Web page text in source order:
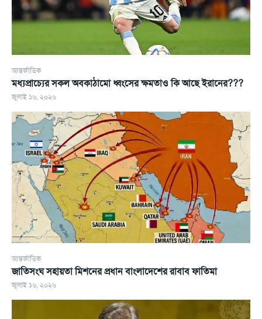
আন্তর্জাতিক
মধ্যপ্রাচ্যের সকল অবকাঠামো ধ্বংসের ক্ষমতাও কি আছে ইরানের???
জুলাই ১৬, ২০২৬
আন্তর্জাতিক
জাতিসংঘ সহায়তা মিশনের প্রধান বাংলাদেশের রাবাব ফাতিমা
জুলাই ১৬, ২০২৬